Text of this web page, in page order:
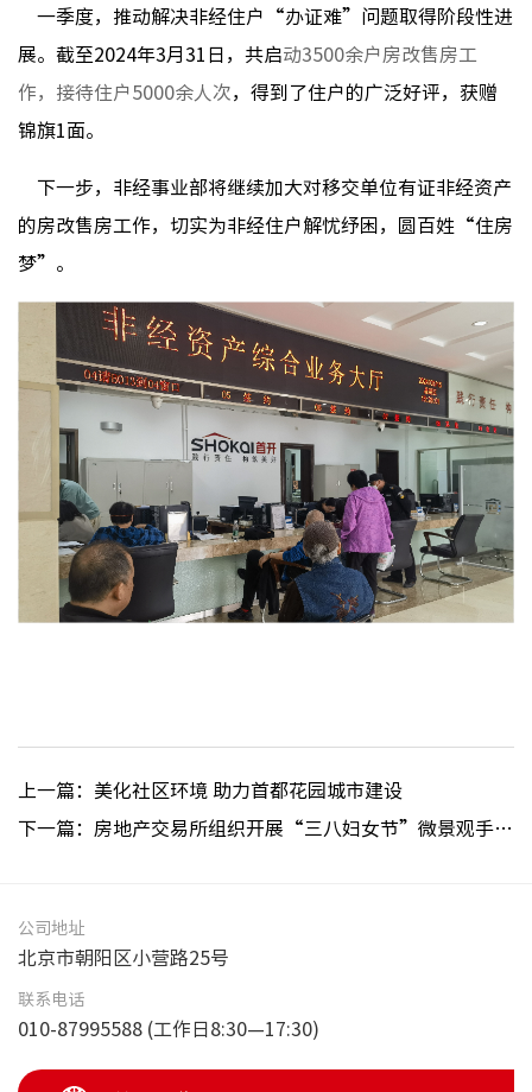
纪检监
群团工
品牌标
文化动
房地产
物业服
非经服
一季度，推动解决非经住户“办证难”问题取得阶段性进
展。截至2024年3月31日，共启动3500余户房改售房工
作，接待住户5000余人次， 得到了住户的广泛好评，获赠
锦旗1面。
下一步，非经事业部将继续加大对移交单位有证非经资产
的房改售房工作，切实为非经住户解忧纾困，圆百姓 “住房
梦”。
上一篇：美化社区环境 助力首都花园城市建设
下一篇：房地产交易所组织开展“三八妇女节”微景观手工品制作活动
公司地址
北京市朝阳区小营路25号
联系电话
010-87995588 (工作日8:30—17:30)